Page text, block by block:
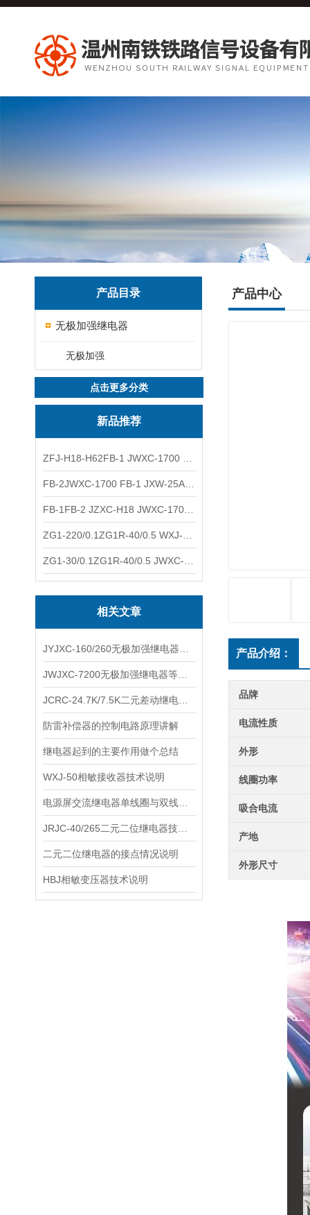
产品目录
无极加强继电器
无极加强
点击更多分类
新品推荐
相关文章
防雷补偿器的控制电路原理讲解
继电器起到的主要作用做个总结
WXJ-50相敏接收器技术说明
二元二位继电器的接点情况说明
HBJ相敏变压器技术说明
产品中心
产品介绍：
品牌
电流性质
外形
线圈功率
吸合电流
产地
外形尺寸